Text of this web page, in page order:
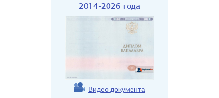
2014-2026 года
Видео документа